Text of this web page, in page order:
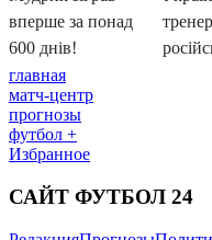
главная
матч-центр
прогнозы
футбол +
Избранное
САЙТ ФУТБОЛ 24